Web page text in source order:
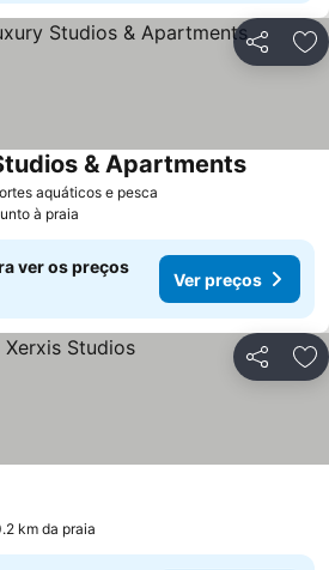
Partilhar
aquáticos e pesca
& Apartments
à praia
ver os preços
Ver preços
Partilhar
km da praia